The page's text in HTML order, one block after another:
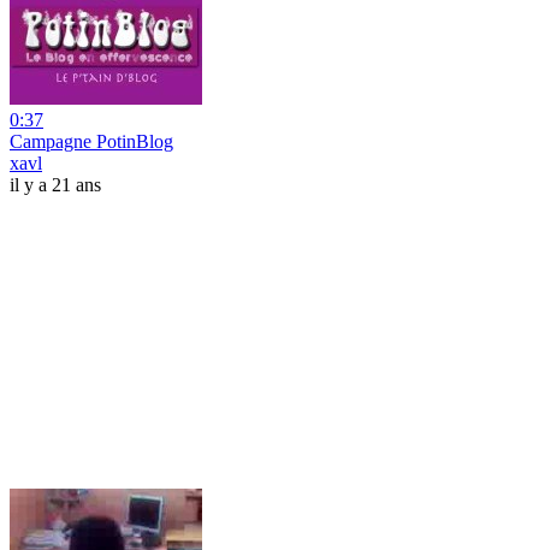
0:37
Campagne PotinBlog
xavl
il y a 21 ans